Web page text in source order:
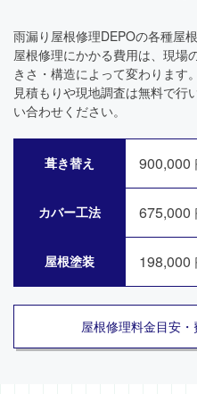
雨漏り屋根修理DEPOの各種屋
屋根修理にかかる費用は、現場
きさ・構造によって変わります。
見積もりや現地調査は無料で行
い合わせください。
葺き替え 900,000
カバー工法 675,000
屋根塗装 198,000
屋根修理料金目安